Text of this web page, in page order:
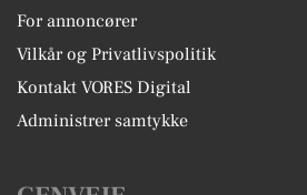
For annoncører
Vilkår og Privatlivspolitik
Kontakt VORES Digital
Administrer samtykke